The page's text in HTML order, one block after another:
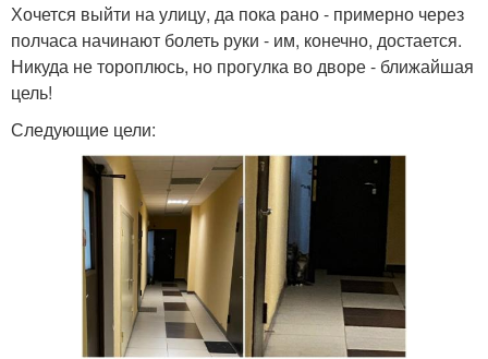
Хочется выйти на улицу, да пока рано - примерно через
полчаса начинают болеть руки - им, конечно, достается.
Никуда не тороплюсь, но прогулка во дворе - ближайшая
цель!
Следующие цели: